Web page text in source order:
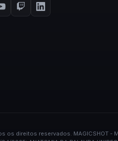
os direitos reservados.·MAGICSHOT -